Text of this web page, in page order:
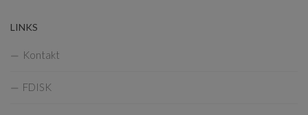
LINKS
Kontakt
FDISK